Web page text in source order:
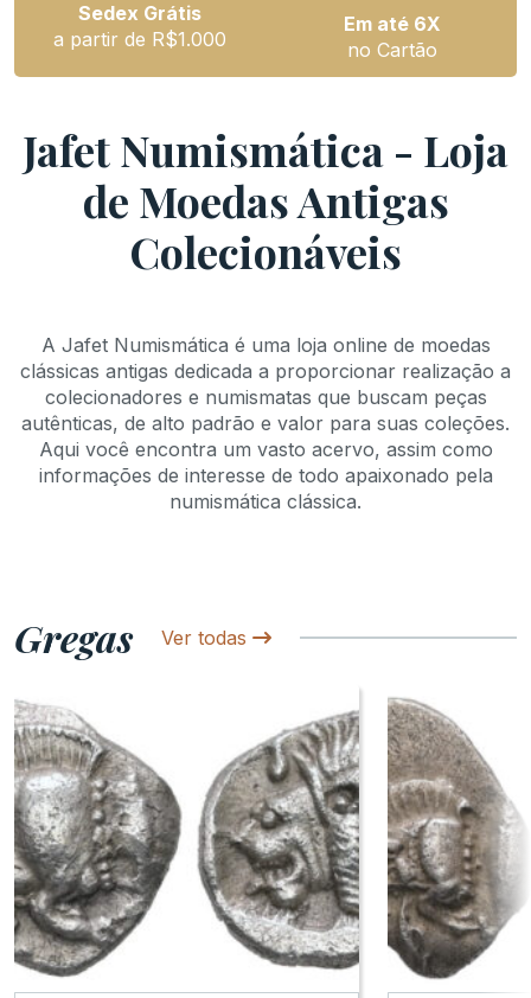
Sedex Grátis
a partir de R$1.000
Em até 6X
no Cartão
Jafet Numismática - Loja
de Moedas Antigas
Colecionáveis
A Jafet Numismática é uma loja online de moedas
clássicas antigas dedicada a proporcionar realização a
colecionadores e numismatas que buscam peças
autênticas, de alto padrão e valor para suas coleções.
Aqui você encontra um vasto acervo, assim como
informações de interesse de todo apaixonado pela
numismática clássica.
Gregas Ver todas